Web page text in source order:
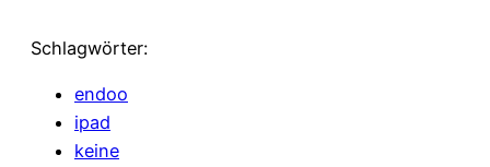
Schlagwörter:
endoo
ipad
keine